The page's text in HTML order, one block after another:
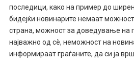
последици, како на пример до
бидејќи новинарите немаат
страна, можност за доведување на
најважно од сè, неможност на
информираат граѓаните, да си ја